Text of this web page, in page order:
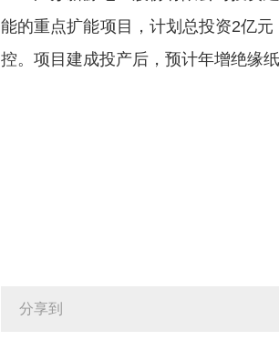
能的重点扩能项目，计划总投资2亿
控。项目建成投产后，预计年增绝缘
分享到